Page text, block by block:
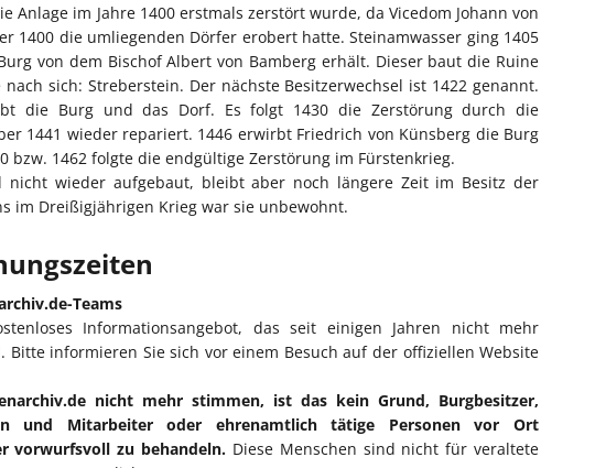
Anlage im Jahre 1400 erstmals zerstört wurde, da Vicedom Johann von
1400 die umliegenden Dörfer erobert hatte. Steinamwasser ging 1405
von dem Bischof Albert von Bamberg erhält. Dieser baut die Ruine
sich: Streberstein. Der nächste Besitzerwechsel ist 1422 genannt.
die Burg und das Dorf. Es folgt 1430 die Zerstörung durch die
1441 wieder repariert. 1446 erwirbt Friedrich von Künsberg die Burg
bzw. 1462 folgte die endgültige Zerstörung im Fürstenkrieg.
nicht wieder aufgebaut, bleibt aber noch längere Zeit im Besitz der
im Dreißigjährigen Krieg war sie unbewohnt.
Teams
Informationsangebot, das seit einigen Jahren nicht mehr
Bitte informieren Sie sich vor einem Besuch auf der offiziellen Website
nicht mehr stimmen, ist das kein Grund, Burgbesitzer,
und Mitarbeiter oder ehrenamtlich tätige Personen vor Ort
vorwurfsvoll zu behandeln. Diese Menschen sind nicht für veraltete